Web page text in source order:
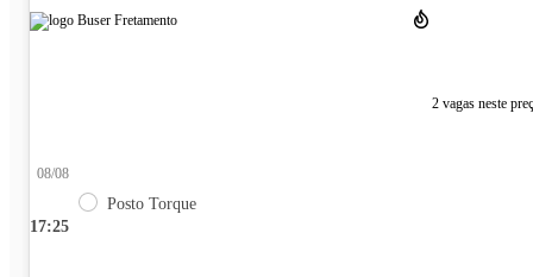
2 vagas neste
17:25
08/08
Posto Torque